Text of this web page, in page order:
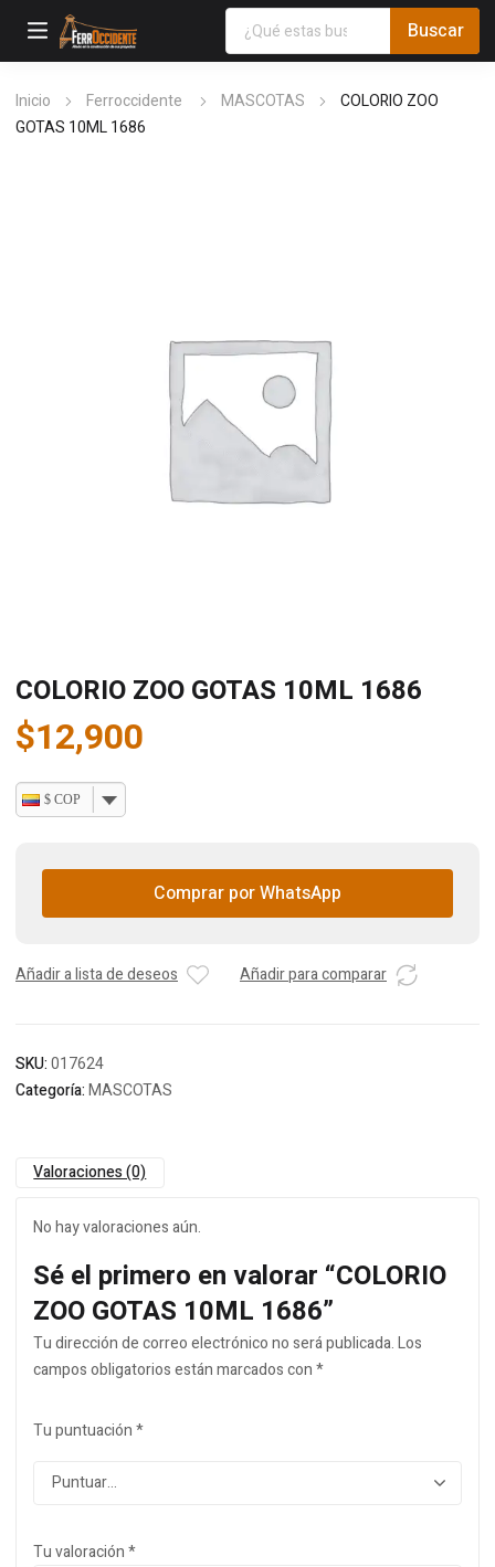
Inicio Ferroccidente MASCOTAS
COLORIO ZOO
GOTAS 10ML 1686
COLORIO ZOO GOTAS 10ML 1686
$12,900
$ COP
Comprar por WhatsApp
Añadir a lista de deseos Añadir para comparar
SKU:017624
Categoría:MASCOTAS
Valoraciones (0)
No hay valoraciones aún.
Sé el primero en valorar “COLORIO
ZOO GOTAS 10ML 1686”
Tu dirección de correo electrónico no será publicada.Los
campos obligatorios están marcados con*
Tu puntuación*
Tu valoración*